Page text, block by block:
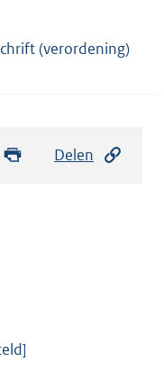
(verordening)
Delen